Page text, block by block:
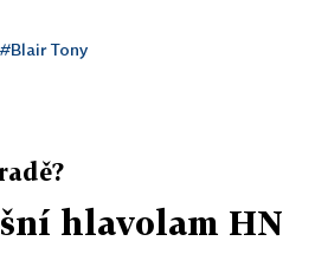
#Blair Tony
hlavolam HN